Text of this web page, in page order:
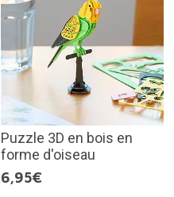
Puzzle 3D en bois en
forme d'oiseau
6,95€